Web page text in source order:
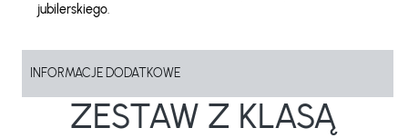
jubilerskiego.
INFORMACJE DODATKOWE
ZESTAW Z KLASĄ